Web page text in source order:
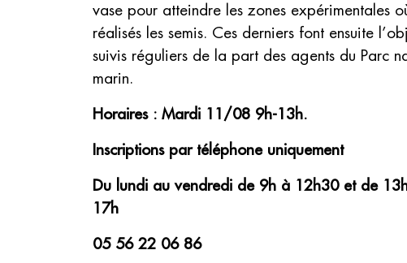
vase pour atteindre les zones expérimentales
réalisés les semis. Ces derniers font ensuite
suivis réguliers de la part des agents du Parc
marin.
Horaires : Mardi 11/08 9h-13h.
Inscriptions par téléphone uniquement
Du lundi au vendredi de 9h à 12h30 et de
17h
05 56 22 06 86